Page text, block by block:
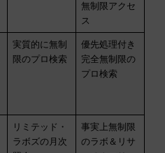
無制限アクセ
ス
実質的に無制
限のプロ検索
優先処理付き
完全無制限の
プロ検索
リミテッド・
ラボズの月次
事実上無制限
のラボ＆リサ